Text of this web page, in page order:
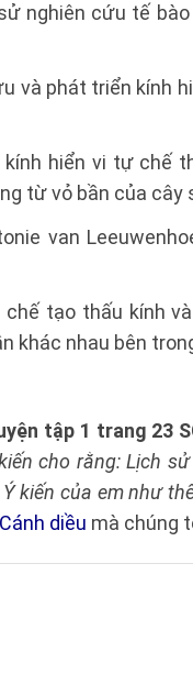
nghiên cứu tế
và phát triển kính
kính hiển vi tự chế
từ vỏ bần của cây
van
tạo thấu kính
khác nhau bên
tập 1 trang 23
cho rằng: Lịch
kiến của em như
diều mà chúng